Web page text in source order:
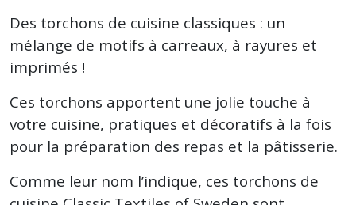
Des torchons de cuisine classiques : un
mélange de motifs à carreaux, à rayures et
imprimés !
Ces torchons apportent une jolie touche à
votre cuisine, pratiques et décoratifs à la fois
pour la préparation des repas et la pâtisserie.
Comme leur nom l’indique, ces torchons de